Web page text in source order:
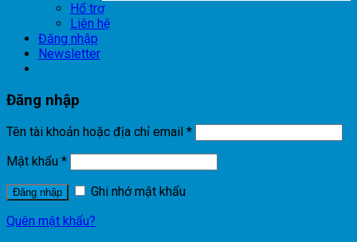
Hổ trợ
Liên hệ
Đăng nhập
Newsletter
Đăng nhập
Tên tài khoản hoặc địa chỉ email *
Mật khẩu *
Đăng nhập
Ghi nhớ mật khẩu
Quên mật khẩu?